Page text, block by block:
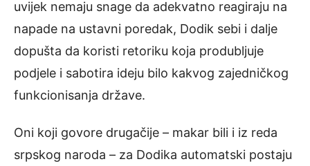
uvijek nemaju snage da adekvatno reagiraju na
napade na ustavni poredak, Dodik sebi i dalje
dopušta da koristi retoriku koja produbljuje
podjele i sabotira ideju bilo kakvog zajedničkog
funkcionisanja države.
Oni koji govore drugačije – makar bili i iz reda
srpskog naroda – za Dodika automatski postaju